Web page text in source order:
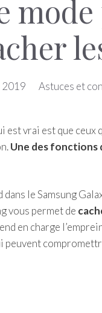
2019 Astuces et
est vrai est que ceux
Une des fonctions
le Samsung
vous permet de
en charge
peuvent